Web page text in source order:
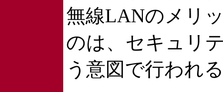
無線LANのメリ
のは、セキュリ
う意図で行われ